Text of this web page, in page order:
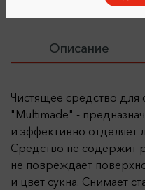
Описание
Чистящее средство для
"Multimade" -
и эффективно отделяет
Средство не содержит
не повреждает
и цвет сукна. Снимает